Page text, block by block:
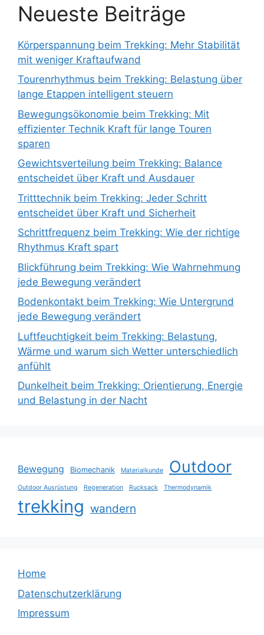
Neueste Beiträge
Körperspannung beim Trekking: Mehr Stabilität
mit weniger Kraftaufwand
Tourenrhythmus beim Trekking: Belastung über
lange Etappen intelligent steuern
Bewegungsökonomie beim Trekking: Mit
effizienter Technik Kraft für lange Touren
sparen
Gewichtsverteilung beim Trekking: Balance
entscheidet über Kraft und Ausdauer
Tritttechnik beim Trekking: Jeder Schritt
entscheidet über Kraft und Sicherheit
Schrittfrequenz beim Trekking: Wie der richtige
Rhythmus Kraft spart
Blickführung beim Trekking: Wie Wahrnehmung
jede Bewegung verändert
Bodenkontakt beim Trekking: Wie Untergrund
jede Bewegung verändert
Luftfeuchtigkeit beim Trekking: Belastung,
Wärme und warum sich Wetter unterschiedlich
anfühlt
Dunkelheit beim Trekking: Orientierung, Energie
und Belastung in der Nacht
Bewegung Biomechanik Materialkunde Outdoor
Outdoor Ausrüstung Regeneration Rucksack Thermodynamik
trekking wandern
Home
Datenschutzerklärung
Impressum